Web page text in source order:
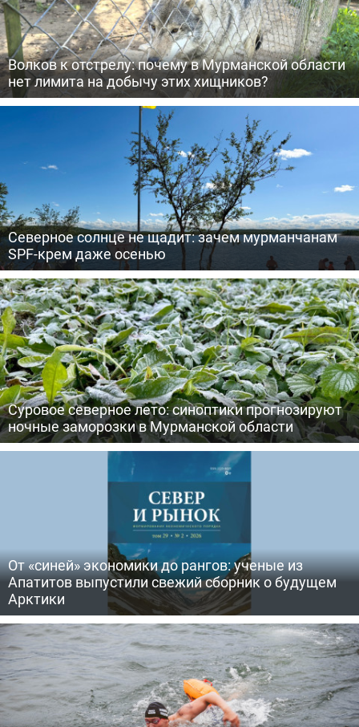
Волков к отстрелу: почему в Мурманской области
нет лимита на добычу этих хищников?
Северное солнце не щадит: зачем мурманчанам
SPF-крем даже осенью
Суровое северное лето: синоптики прогнозируют
ночные заморозки в Мурманской области
От «синей» экономики до рангов: ученые из
Апатитов выпустили свежий сборник о будущем
Арктики